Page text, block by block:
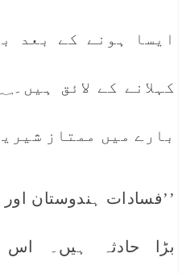
ایسا ہونے کے بعد
بارے میں ممتاز
’’فسادات ہندوستان
بڑا حادثہ ہیں۔ اس